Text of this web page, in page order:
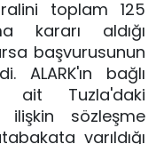
toplam 125
kararı aldığı
başvurusunun
ALARK'ın bağlı
ait Tuzla'daki
ilişkin sözleşme
varıldığı